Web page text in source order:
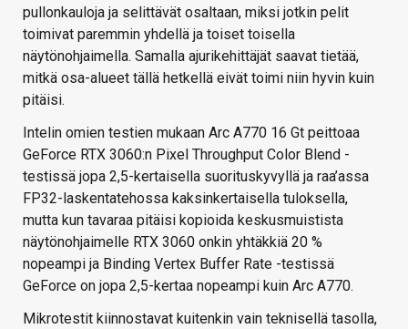
pullonkauloja ja selittävät osaltaan, miksi jotkin pelit
toimivat paremmin yhdellä ja toiset toisella
näytönohjaimella. Samalla ajurikehittäjät saavat tietää,
mitkä osa-alueet tällä hetkellä eivät toimi niin hyvin kuin
pitäisi.
Intelin omien testien mukaan Arc A770 16 Gt peittoaa
GeForce RTX 3060:n Pixel Throughput Color Blend -
testissä jopa 2,5-kertaisella suorituskyvyllä ja raa’assa
FP32-laskentatehossa kaksinkertaisella tuloksella,
mutta kun tavaraa pitäisi kopioida keskusmuistista
näytönohjaimelle RTX 3060 onkin yhtäkkiä 20 %
nopeampi ja Binding Vertex Buffer Rate -testissä
GeForce on jopa 2,5-kertaa nopeampi kuin Arc A770.
Mikrotestit kiinnostavat kuitenkin vain teknisellä tasolla,